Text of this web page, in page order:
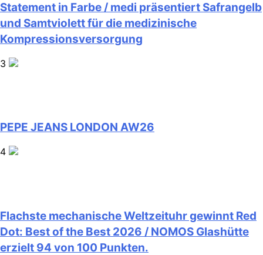
Statement in Farbe / medi präsentiert Safrangelb
und Samtviolett für die medizinische
Kompressionsversorgung
3
PEPE JEANS LONDON AW26
4
Flachste mechanische Weltzeituhr gewinnt Red
Dot: Best of the Best 2026 / NOMOS Glashütte
erzielt 94 von 100 Punkten.